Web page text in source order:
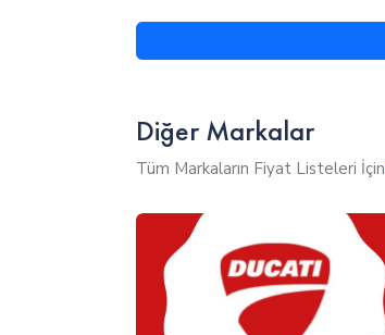
Diğer Markalar
Tüm Markaların Fiyat Listeleri İçin